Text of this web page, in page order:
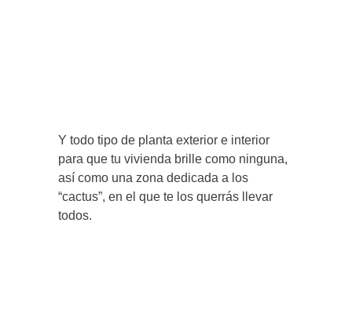
Y todo tipo de planta exterior e interior
para que tu vivienda brille como ninguna,
así como una zona dedicada a los
“cactus”, en el que te los querrás llevar
todos.